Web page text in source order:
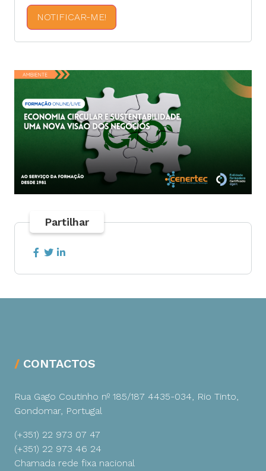
NOTIFICAR-ME!
Partilhar
CONTACTOS
Rua Gago Coutinho nº 185/187 4435-034, Rio Tinto,
Gondomar, Portugal
(+351) 22 973 07 47
(+351) 22 973 46 24
Chamada rede fixa nacional